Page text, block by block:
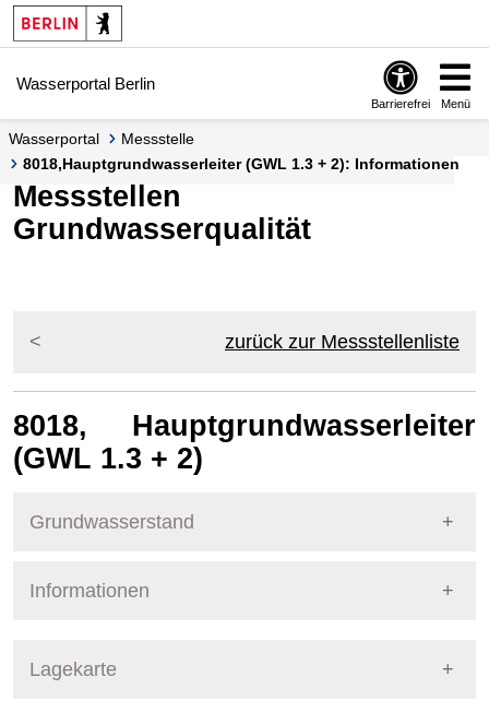
Springe zur Navigation
Springe zum Inhalt
Wasserportal Berlin
Barrierefrei Menü
Wasserportal
Messstelle
8018,Hauptgrundwasserleiter (GWL 1.3 + 2): Informationen
Messstellen
Grundwasserqualität
zurück zur Messstellenliste
8018, Hauptgrundwasserleiter
(GWL 1.3 + 2)
Grundwasserstand
Informationen
Nummer
Lagekarte